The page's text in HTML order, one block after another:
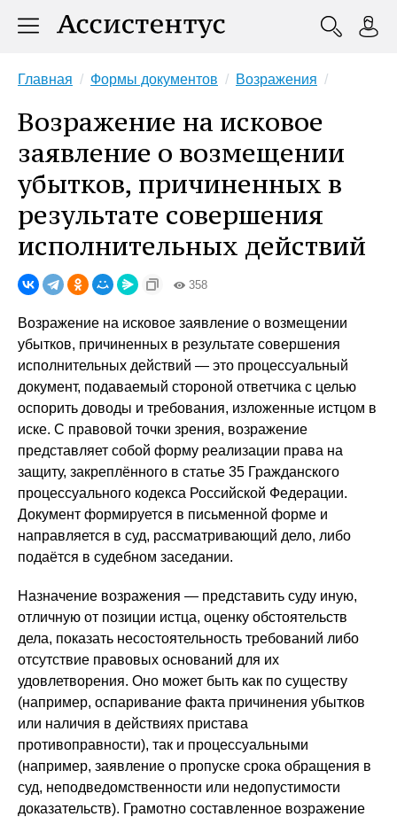
Главная Формы документов Возражения
Возражение на исковое
заявление о возмещении
убытков, причиненных в
результате совершения
исполнительных действий
358
Возражение на исковое заявление о возмещении
убытков, причиненных в результате совершения
исполнительных действий — это процессуальный
документ, подаваемый стороной ответчика с целью
оспорить доводы и требования, изложенные истцом в
иске. С правовой точки зрения, возражение
представляет собой форму реализации права на
защиту, закреплённого в статье 35 Гражданского
процессуального кодекса Российской Федерации.
Документ формируется в письменной форме и
направляется в суд, рассматривающий дело, либо
подаётся в судебном заседании.
Назначение возражения — представить суду иную,
отличную от позиции истца, оценку обстоятельств
дела, показать несостоятельность требований либо
отсутствие правовых оснований для их
удовлетворения. Оно может быть как по существу
(например, оспаривание факта причинения убытков
или наличия в действиях пристава
противоправности), так и процессуальными
(например, заявление о пропуске срока обращения в
суд, неподведомственности или недопустимости
доказательств). Грамотно составленное возражение